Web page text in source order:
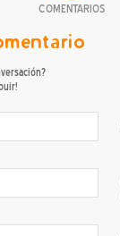
COMENTARIOS